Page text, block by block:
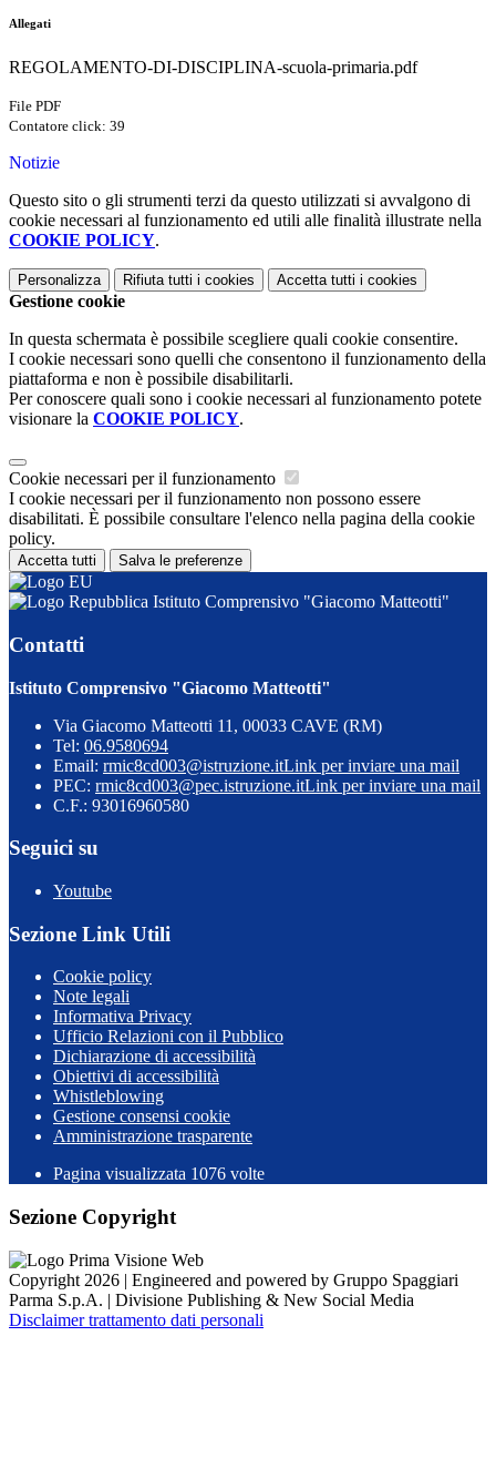
Allegati
REGOLAMENTO-DI-DISCIPLINA-scuola-primaria.pdf
File PDF
Contatore click: 39
Notizie
Questo sito o gli strumenti terzi da questo utilizzati si avvalgono di
cookie necessari al funzionamento ed utili alle finalità illustrate nella
COOKIE POLICY.
Personalizza Rifiuta tutti i cookies Accetta tutti i cookies
Gestione cookie
In questa schermata è possibile scegliere quali cookie consentire.
I cookie necessari sono quelli che consentono il funzionamento della
piattaforma e non è possibile disabilitarli.
Per conoscere quali sono i cookie necessari al funzionamento potete
visionare la COOKIE POLICY.
Cookie necessari per il funzionamento
I cookie necessari per il funzionamento non possono essere
disabilitati. È possibile consultare l'elenco nella pagina della cookie
policy.
Accetta tutti Salva le preferenze
Istituto Comprensivo "Giacomo Matteotti"
Contatti
Istituto Comprensivo "Giacomo Matteotti"
Via Giacomo Matteotti 11, 00033 CAVE (RM)
Tel: 06.9580694
Email: rmic8cd003@istruzione.itLink per inviare una mail
PEC: rmic8cd003@pec.istruzione.itLink per inviare una mail
C.F.: 93016960580
Seguici su
Youtube
Sezione Link Utili
Cookie policy
Note legali
Informativa Privacy
Ufficio Relazioni con il Pubblico
Dichiarazione di accessibilità
Obiettivi di accessibilità
Whistleblowing
Gestione consensi cookie
Amministrazione trasparente
Pagina visualizzata 1076 volte
Sezione Copyright
Copyright 2026 | Engineered and powered by Gruppo Spaggiari
Parma S.p.A. | Divisione Publishing & New Social Media
Disclaimer trattamento dati personali